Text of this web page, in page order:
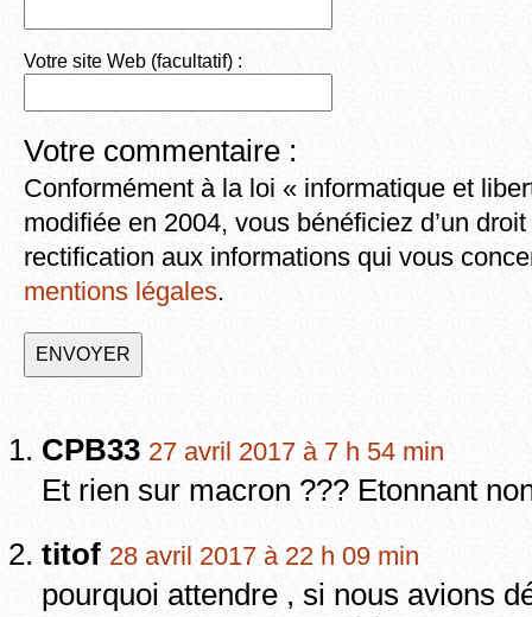
Votre site Web (facultatif) :
Votre commentaire :
Conformément à la loi « informatique et
modifiée en 2004, vous bénéficiez d’un droit
rectification aux informations qui vous
mentions légales.
CPB33 27 avril 2017 à 7 h 54 min
Et rien sur macron ??? Etonnant
titof 28 avril 2017 à 22 h 09 min
pourquoi attendre , si nous avions